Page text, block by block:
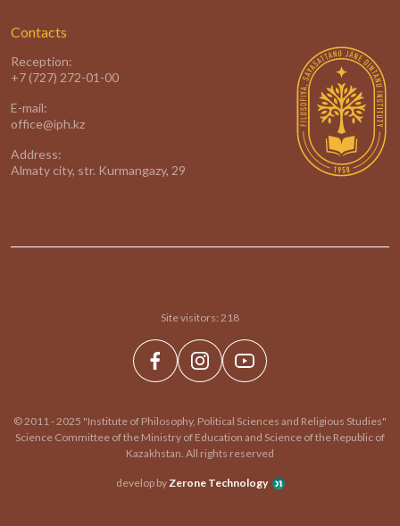
Contacts
Reception:
+7 (727) 272-01-00
E-mail:
office@iph.kz
Address:
Almaty city, str. Kurmangazy, 29
Site visitors: 218
© 2011 - 2025 "Institute of Philosophy, Political Sciences and Religious Studies"
Science Committee of the Ministry of Education and Science of the Republic of
Kazakhstan. All rights reserved
develop byZerone Technology